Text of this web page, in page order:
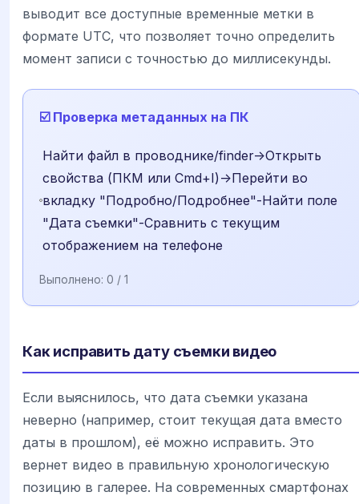
выводит все доступные временные метки в
формате UTC, что позволяет точно определить
момент записи с точностью до миллисекунды.
☑️ Проверка метаданных на ПК
Найти файл в проводнике/finder->Открыть
свойства (ПКМ или Cmd+I)->Перейти во
вкладку "Подробно/Подробнее"-Найти поле
"Дата съемки"-Сравнить с текущим
отображением на телефоне
Выполнено: 0 / 1
Как исправить дату съемки видео
Если выяснилось, что дата съемки указана
неверно (например, стоит текущая дата вместо
даты в прошлом), её можно исправить. Это
вернет видео в правильную хронологическую
позицию в галерее. На современных смартфонах